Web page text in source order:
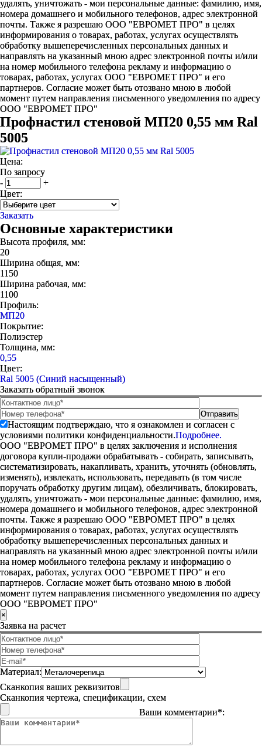
удалять, уничтожать - мои персональные данные: фамилию, имя,
номера домашнего и мобильного телефонов, адрес электронной
почты. Также я разрешаю ООО "ЕВРОМЕТ ПРО" в целях
информирования о товарах, работах, услугах осуществлять
обработку вышеперечисленных персональных данных и
направлять на указанный мною адрес электронной почты и/или
на номер мобильного телефона рекламу и информацию о
товарах, работах, услугах ООО "ЕВРОМЕТ ПРО" и его
партнеров. Согласие может быть отозвано мною в любой
момент путем направления письменного уведомления по адресу
ООО "ЕВРОМЕТ ПРО"
Профнастил стеновой МП20 0,55 мм Ral
5005
Цена:
По запросу
-
+
Цвет:
Заказать
Основные характеристики
Высота профиля, мм:
20
Ширина общая, мм:
1150
Ширина рабочая, мм:
1100
Профиль:
МП20
Покрытие:
Полиэстер
Толщина, мм:
0,55
Цвет:
Ral 5005 (Синий насыщенный)
Заказать обратный звонок
Настоящим подтверждаю, что я ознакомлен и согласен с
условиями политики конфиденциальности.Подробнее.
ООО "ЕВРОМЕТ ПРО" в целях заключения и исполнения
договора купли-продажи обрабатывать - собирать, записывать,
систематизировать, накапливать, хранить, уточнять (обновлять,
изменять), извлекать, использовать, передавать (в том числе
поручать обработку другим лицам), обезличивать, блокировать,
удалять, уничтожать - мои персональные данные: фамилию, имя,
номера домашнего и мобильного телефонов, адрес электронной
почты. Также я разрешаю ООО "ЕВРОМЕТ ПРО" в целях
информирования о товарах, работах, услугах осуществлять
обработку вышеперечисленных персональных данных и
направлять на указанный мною адрес электронной почты и/или
на номер мобильного телефона рекламу и информацию о
товарах, работах, услугах ООО "ЕВРОМЕТ ПРО" и его
партнеров. Согласие может быть отозвано мною в любой
момент путем направления письменного уведомления по адресу
ООО "ЕВРОМЕТ ПРО"
×
Заявка на расчет
Материал:
Сканкопия ваших реквизитов
Сканкопия чертежа, спецификации, схем
Ваши комментарии*: